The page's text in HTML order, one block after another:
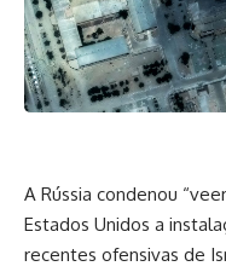
A Rússia condenou
Estados Unidos a
recentes ofensivas de